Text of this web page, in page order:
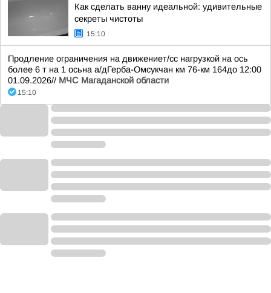
Как сделать ванну идеальной: удивительные
секреты чистоты
15:10
Продление ограничения на движениет/сс нагрузкой на ось
более 6 т на 1 осьна а/дГерба-Омсукчан км 76-км 164до 12:00
01.09.2026// МЧС Магаданской области
15:10